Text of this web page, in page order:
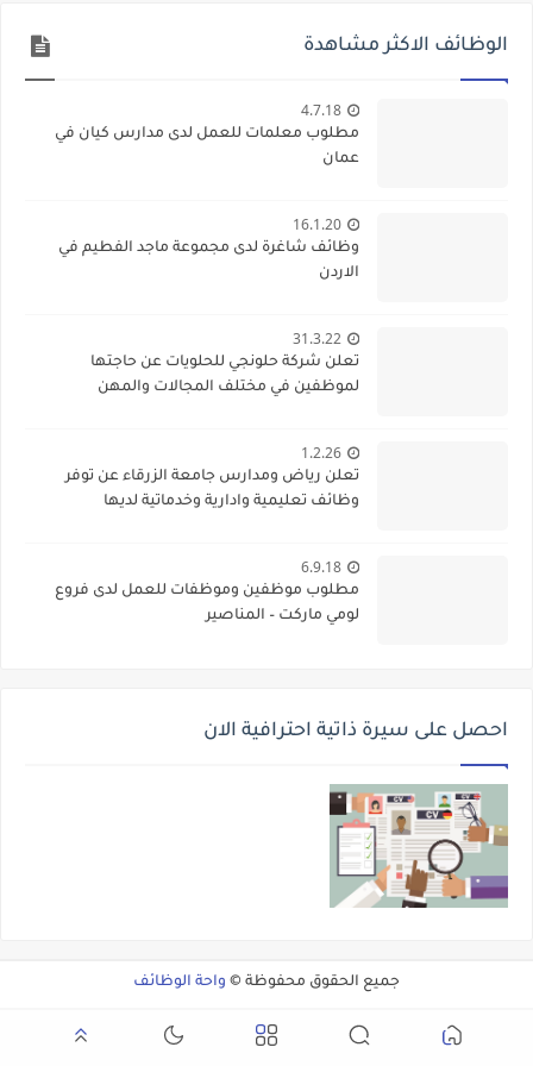
الوظائف الاكثر مشاهدة
4.7.18
مطلوب معلمات للعمل لدى مدارس كيان في
عمان
16.1.20
وظائف شاغرة لدى مجموعة ماجد الفطيم في
الاردن
31.3.22
تعلن شركة حلونجي للحلويات عن حاجتها
لموظفين في مختلف المجالات والمهن
1.2.26
تعلن رياض ومدارس جامعة الزرقاء عن توفر
وظائف تعليمية وادارية وخدماتية لديها
6.9.18
مطلوب موظفين وموظفات للعمل لدى فروع
لومي ماركت – المناصير
احصل على سيرة ذاتية احترافية الان
جميع الحقوق محفوظة © واحة الوظائف